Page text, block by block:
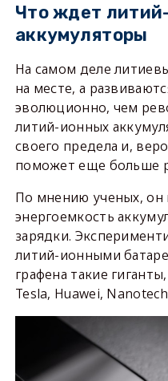
Что ждет
аккумуляторы
На самом деле
на месте, а
эволюционно, чем
литий-ионных
своего предела и,
поможет еще больше
По мнению ученых,
энергоемкость
зарядки.
литий-ионными
графена такие
Tesla, Huawei,